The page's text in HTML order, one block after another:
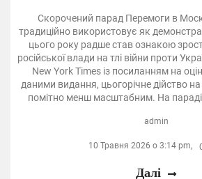
Скорочений парад Перемоги в
традиційно використовує як
цього року радше став ознакою
російської влади на тлі війни проти
New York Times із посиланням на
даними видання, цьогорічне дійство
помітно менш масштабним. На
admin
10 Травня 2026 о 3:14 pm,
Далі